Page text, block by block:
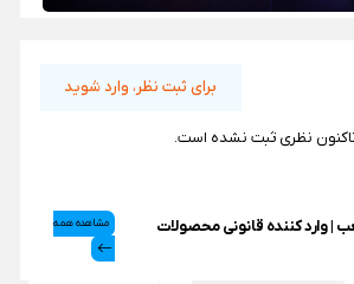
برای ثبت نظر، وارد شوید
نظری ثبت نشده است.
وارد کننده قانونی محصولات
مشاهده همه